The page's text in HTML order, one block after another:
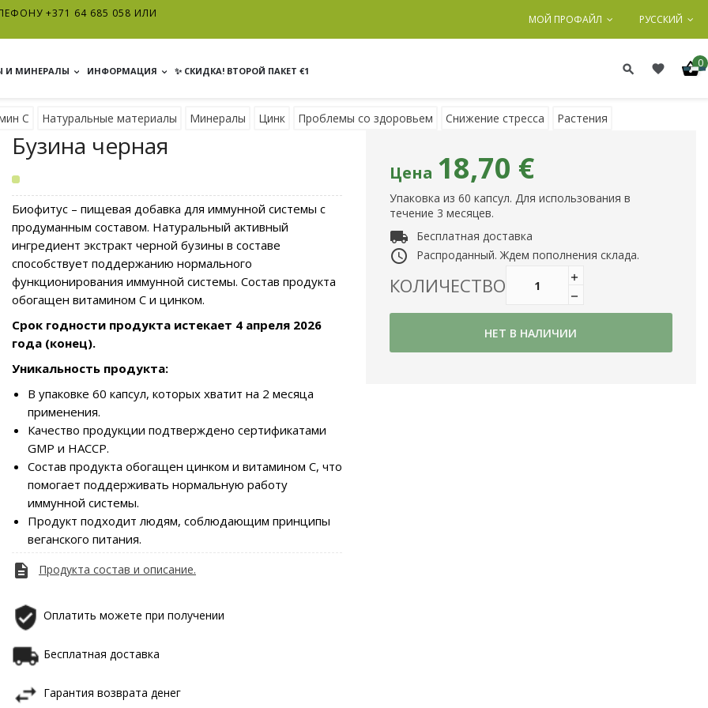
+371 64 685 058 ИЛИ МОЙ ПРОФАЙЛ РУССКИЙ
И МИНЕРАЛЫ ИНФОРМАЦИЯ ✨ СКИДКА! ВТОРОЙ ПАКЕТ €1
0
C Натуральные материалы Минералы Цинк Проблемы со здоровьем Снижение стресса Растения
Бузина черная
Биофитус – пищевая добавка для иммунной системы с
продуманным составом. Натуральный активный
ингредиент экстракт черной бузины в составе
способствует поддержанию нормального
функционирования иммунной системы. Состав продукта
обогащен витамином С и цинком.
Срок годности продукта истекает 4 апреля 2026
года (конец).
Уникальность продукта:
В упаковке 60 капсул, которых хватит на 2 месяца
применения.
Качество продукции подтверждено сертификатами
GMP и HACCP.
Состав продукта обогащен цинком и витамином С, что
помогает поддерживать нормальную работу
иммунной системы.
Продукт подходит людям, соблюдающим принципы
веганского питания.
description Продукта cостав и описание.
Оплатить можете при получении
Бесплатная доставка
Гарантия возврата денег
Цена 18,70 €
Упаковка из 60 капсул. Для использования в
течение 3 месяцев.
local_shipping Бесплатная доставка
access_time Распроданный. Ждем пополнения склада.
КОЛИЧЕСТВО
НЕТ В НАЛИЧИИ